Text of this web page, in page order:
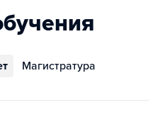
Магистратура